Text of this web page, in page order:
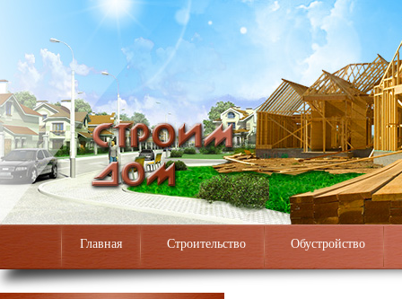
Главная Строительство Обустройство